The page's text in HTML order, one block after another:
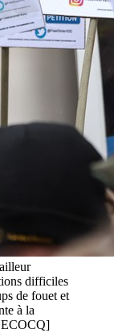
difficiles
de fouet et
à la